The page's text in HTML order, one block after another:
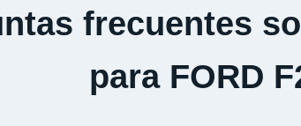
frecuentes
para FORD